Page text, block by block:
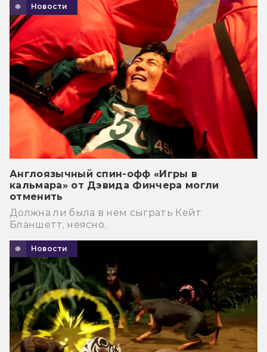
Новости
Англоязычный спин-офф «Игры в
кальмара» от Дэвида Финчера могли
отменить
Должна ли была в нем сыграть Кейт
Бланшетт, неясно.
Новости